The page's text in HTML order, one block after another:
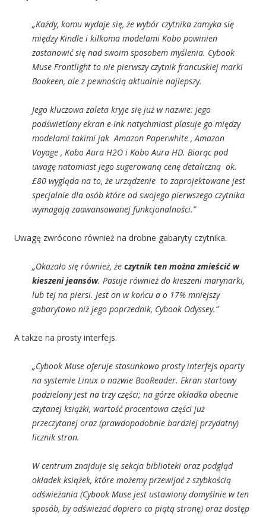
„Każdy, komu wydaje się, że wybór czytnika zamyka się
między Kindle i kilkoma modelami Kobo powinien
zastanowić się nad swoim sposobem myślenia. Cybook
Muse Frontlight to nie pierwszy czytnik francuskiej marki
Bookeen, ale z pewnością aktualnie najlepszy.
Jego kluczowa zaleta kryje się już w nazwie: jego
podświetlany ekran e-ink natychmiast plasuje go między
modelami takimi jakAmazon Paperwhite ,Amazon
Voyage , Kobo Aura H2O i Kobo Aura HD. Biorąc pod
uwagę natomiast jego sugerowaną cenę detaliczną ok.
£80 wygląda na to, że urządzenie to zaprojektowane jest
specjalnie dla osób które od swojego pierwszego czytnika
wymagają zaawansowanej funkcjonalności.”
Uwagę zwrócono również na drobne gabaryty czytnika.
„Okazało się również, że czytnik ten można zmieścić w
kieszeni jeansów. Pasuje również do kieszeni marynarki,
lub tej na piersi. Jest on w końcu a o 17% mniejszy
gabarytowo niż jego poprzednik, Cybook Odyssey.”
A także na prosty interfejs.
„Cybook Muse oferuje stosunkowo prosty interfejs oparty
na systemie Linux o nazwie BooReader. Ekran startowy
podzielony jest na trzy części; na górze okładka obecnie
czytanej książki, wartość procentowa części już
przeczytanej oraz (prawdopodobnie bardziej przydatny)
licznik stron.
W centrum znajduje się sekcja biblioteki oraz podgląd
okładek książek, które możemy przewijać z szybkością
odświeżania (Cybook Muse jest ustawiony domyślnie w ten
sposób, by odświeżać dopiero co piątą stronę) oraz dostęp